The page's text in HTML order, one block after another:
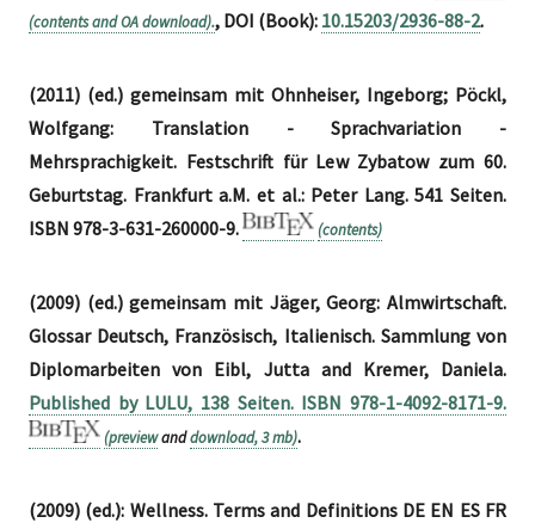
(contents and OA download)., DOI (Book): 10.15203/2936-88-2.
(2011) (ed.) gemeinsam mit Ohnheiser, Ingeborg; Pöckl,
Wolfgang: Translation - Sprachvariation -
Mehrsprachigkeit. Festschrift für Lew Zybatow zum 60.
Geburtstag. Frankfurt a.M. et al.: Peter Lang. 541 Seiten.
ISBN 978-3-631-260000-9.
(contents)
(2009) (ed.) gemeinsam mit Jäger, Georg: Almwirtschaft.
Glossar Deutsch, Französisch, Italienisch. Sammlung von
Diplomarbeiten von Eibl, Jutta and Kremer, Daniela.
Published by LULU, 138 Seiten. ISBN 978-1-4092-8171-9.
(previewanddownload, 3 mb).
(2009) (ed.): Wellness. Terms and Definitions DE EN ES FR